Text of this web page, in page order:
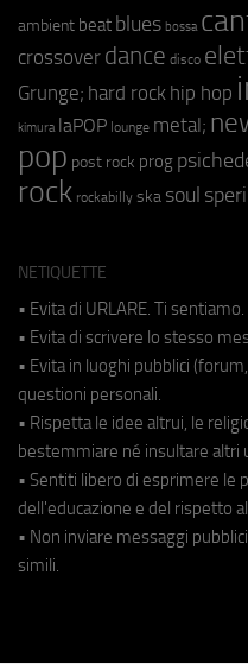
ambient beat blues bossa
crossover dance disco
Grunge; hard rock hip hop
kimura laPOP lounge metal;
pop post rock prog
rock rockabilly ska soul
NETIQUETTE
• Evita di URLARE. Ti sentiamo.
• Evita di scrivere lo stesso
• Evita in luoghi pubblici
questioni personali.
• Rispetta le idee altrui, le
bestemmiare né insultare altri
• Sentiti libero di esprimere le
dell'educazione e del rispetto
• Non inviare messaggi
simili.